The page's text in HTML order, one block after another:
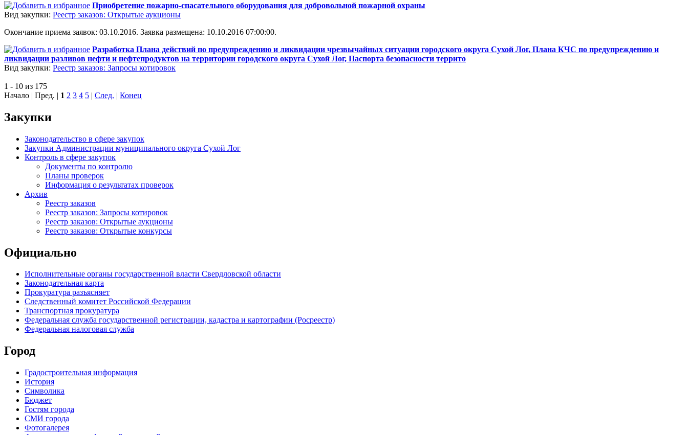
Приобретение пожарно-спасательного оборудования для добровольной пожарной охраны
Вид закупки: Реестр заказов: Открытые аукционы
Окончание приема заявок: 03.10.2016. Заявка размещена: 10.10.2016 07:00:00.
Разработка Плана действий по предупреждению и ликвидации чрезвычайных ситуации городского округа Сухой Лог, Плана КЧС по предупреждению и
ликвидации разливов нефти и нефтепродуктов на территории городского округа Сухой Лог, Паспорта безопасности террито
Вид закупки: Реестр заказов: Запросы котировок
1 - 10 из 175
Начало | Пред. | 1 2 3 4 5 | След. | Конец
Закупки
Законодательство в сфере закупок
Закупки Администрации муниципального округа Сухой Лог
Контроль в сфере закупок
Документы по контролю
Планы проверок
Информация о результатах проверок
Архив
Реестр заказов
Реестр заказов: Запросы котировок
Реестр заказов: Открытые аукционы
Реестр заказов: Открытые конкурсы
Официально
Исполнительные органы государственной власти Свердловской области
Законодательная карта
Прокуратура разъясняет
Следственный комитет Российской Федерации
Транспортная прокуратура
Федеральная служба государственной регистрации, кадастра и картографии (Росреестр)
Федеральная налоговая служба
Город
Градостроительная информация
История
Символика
Бюджет
Гостям города
СМИ города
Фотогалерея